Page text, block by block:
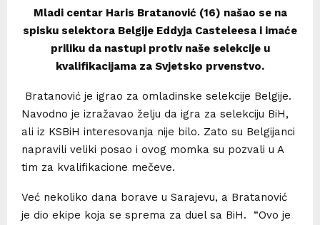
Mladi centar Haris Bratanović (16) našao se na
spisku selektora Belgije Eddyja Casteleesa i imaće
priliku da nastupi protiv naše selekcije u
kvalifikacijama za Svjetsko prvenstvo.
Bratanović je igrao za omladinske selekcije Belgije.
Navodno je izražavao želju da igra za selekciju BiH,
ali iz KSBiH interesovanja nije bilo. Zato su Belgijanci
napravili veliki posao i ovog momka su pozvali u A
tim za kvalifikacione mečeve.
Već nekoliko dana borave u Sarajevu, a Bratanović
je dio ekipe koja se sprema za duel sa BiH. “Ovo je